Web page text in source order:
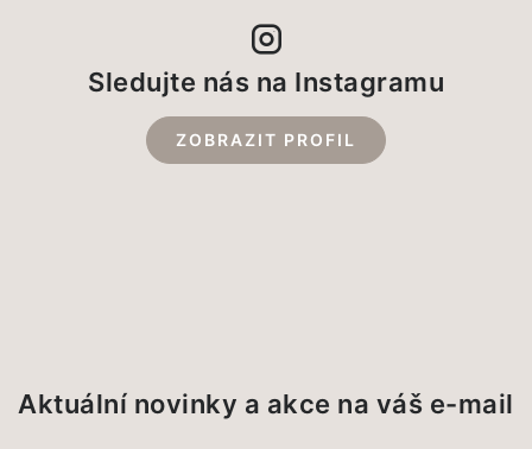
Sledujte nás na Instagramu
ZOBRAZIT PROFIL
Aktuální novinky a akce na váš e-mail